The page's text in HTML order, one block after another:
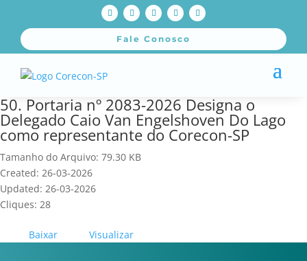
Fale Conosco
50. Portaria nº 2083-2026 Designa o
Delegado Caio Van Engelshoven Do Lago
como representante do Corecon-SP
Tamanho do Arquivo: 79.30 KB
Created: 26-03-2026
Updated: 26-03-2026
Cliques: 28
Baixar Visualizar